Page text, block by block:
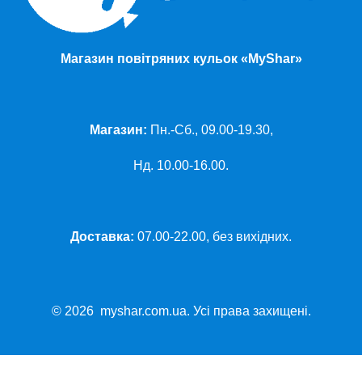
Магазин повітряних кульок «MyShar»
Магазин: Пн.-Сб., 09.00-19.30,
Нд. 10.00-16.00.
Доставка: 07.00-22.00, без вихідних.
© 2026 myshar.com.ua. Усі права захищені.